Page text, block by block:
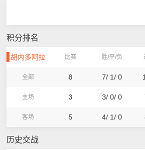
积分排名
胡内多阿拉 比赛 胜/平/负
全部 8 7/ 1/ 0
主场 3 3/ 0/ 0
客场 5 4/ 1/ 0
历史交战